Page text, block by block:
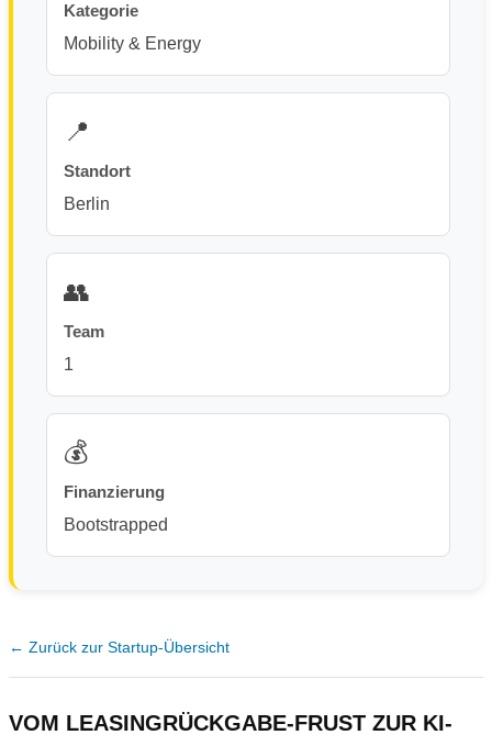
Kategorie
Mobility & Energy
📍
Standort
Berlin
👥
Team
1
💰
Finanzierung
Bootstrapped
← Zurück zur Startup-Übersicht
VOM LEASINGRÜCKGABE-FRUST ZUR KI-